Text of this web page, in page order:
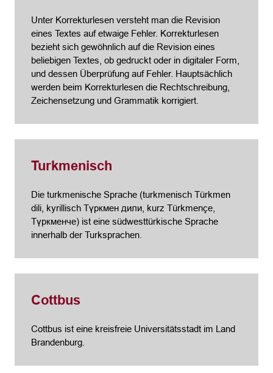
Unter Korrekturlesen versteht man die Revision
eines Textes auf etwaige Fehler. Korrekturlesen
bezieht sich gewöhnlich auf die Revision eines
beliebigen Textes, ob gedruckt oder in digitaler Form,
und dessen Überprüfung auf Fehler. Hauptsächlich
werden beim Korrekturlesen die Rechtschreibung,
Zeichensetzung und Grammatik korrigiert.
Turkmenisch
Die turkmenische Sprache (turkmenisch Türkmen
dili, kyrillisch Tүркмен дили, kurz Türkmençe,
Түркменче) ist eine südwesttürkische Sprache
innerhalb der Turksprachen.
Cottbus
Cottbus ist eine kreisfreie Universitätsstadt im Land
Brandenburg.